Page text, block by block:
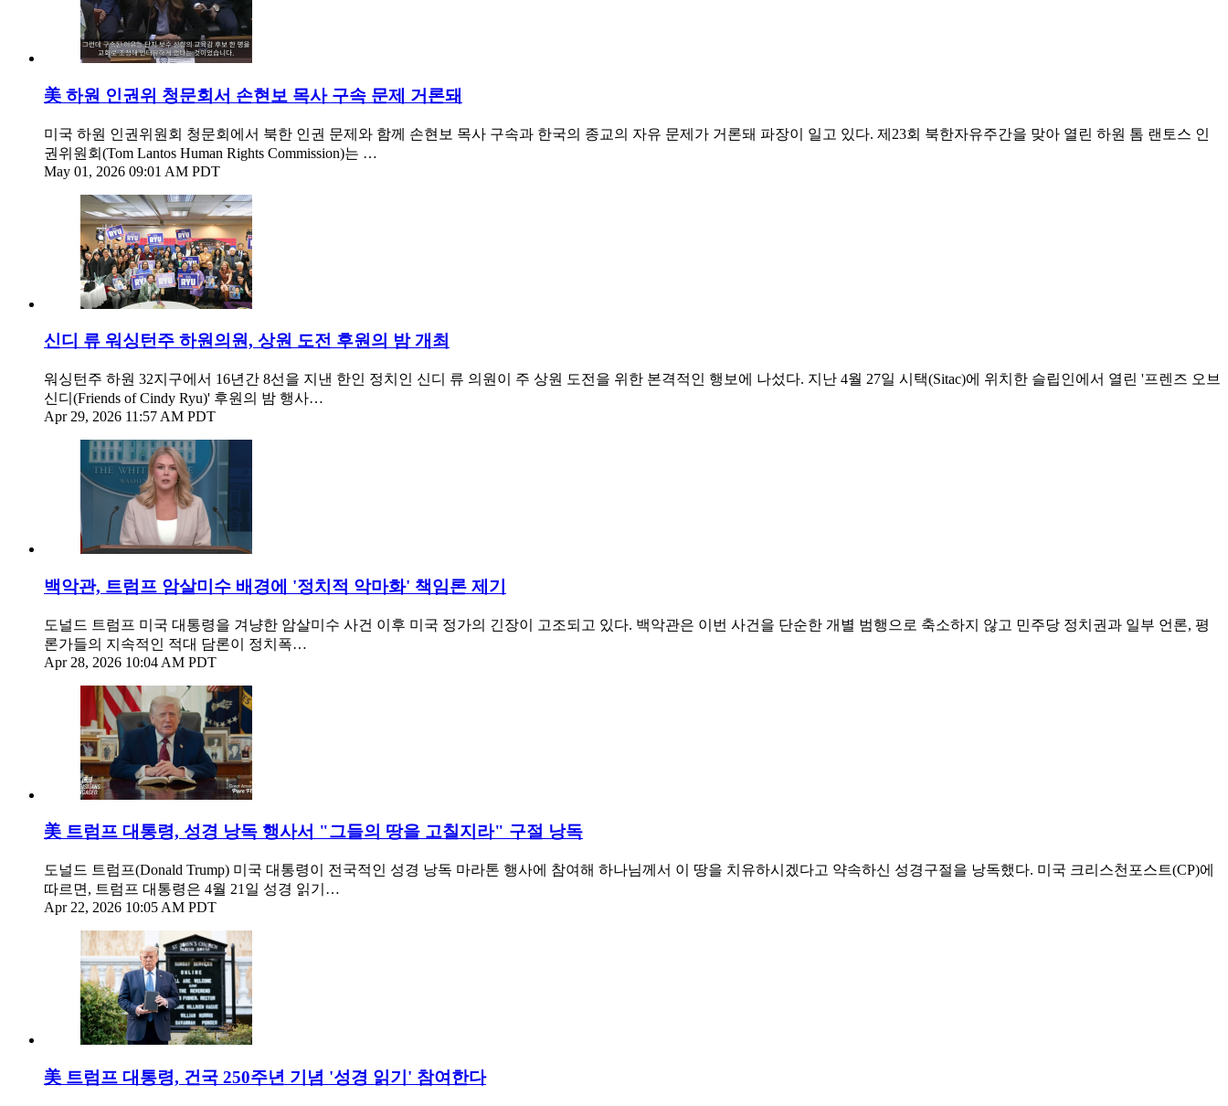
美 하원 인권위 청문회서 손현보 목사 구속 문제 거론돼
미국 하원 인권위원회 청문회에서 북한 인권 문제와 함께 손현보 목사 구속과 한국의 종교의 자유 문제가 거론돼 파장이 일고 있다. 제23회 북한자유주간을 맞아 열린 하원 톰 랜토스 인
권위원회(Tom Lantos Human Rights Commission)는 …
May 01, 2026 09:01 AM PDT
신디 류 워싱턴주 하원의원, 상원 도전 후원의 밤 개최
워싱턴주 하원 32지구에서 16년간 8선을 지낸 한인 정치인 신디 류 의원이 주 상원 도전을 위한 본격적인 행보에 나섰다. 지난 4월 27일 시택(Sitac)에 위치한 슬립인에서 열린 '프렌즈 오브
신디(Friends of Cindy Ryu)' 후원의 밤 행사…
Apr 29, 2026 11:57 AM PDT
백악관, 트럼프 암살미수 배경에 '정치적 악마화' 책임론 제기
도널드 트럼프 미국 대통령을 겨냥한 암살미수 사건 이후 미국 정가의 긴장이 고조되고 있다. 백악관은 이번 사건을 단순한 개별 범행으로 축소하지 않고 민주당 정치권과 일부 언론, 평
론가들의 지속적인 적대 담론이 정치폭…
Apr 28, 2026 10:04 AM PDT
美 트럼프 대통령, 성경 낭독 행사서 "그들의 땅을 고칠지라" 구절 낭독
도널드 트럼프(Donald Trump) 미국 대통령이 전국적인 성경 낭독 마라톤 행사에 참여해 하나님께서 이 땅을 치유하시겠다고 약속하신 성경구절을 낭독했다. 미국 크리스천포스트(CP)에
따르면, 트럼프 대통령은 4월 21일 성경 읽기…
Apr 22, 2026 10:05 AM PDT
美 트럼프 대통령, 건국 250주년 기념 '성경 읽기' 참여한다